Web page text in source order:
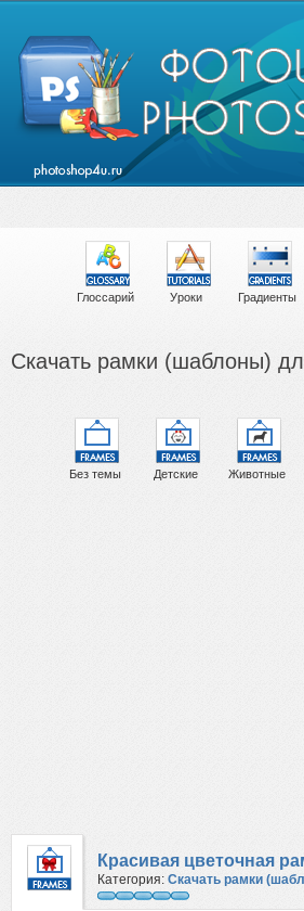
Глоссарий Уроки Градиенты
Скачать рамки (шаблоны)
Без темы Детские Животные
Красивая цветочная
Категория: Скачать рамки